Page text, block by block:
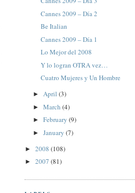
Cannes 2009 – Día 2
Be Italian
Cannes 2009 – Día 1
Lo Mejor del 2008
Y lo logran OTRA vez…
Cuatro Mujeres y Un Hombre
► April (3)
► March (4)
► February (9)
► January (7)
► 2008 (108)
► 2007 (81)